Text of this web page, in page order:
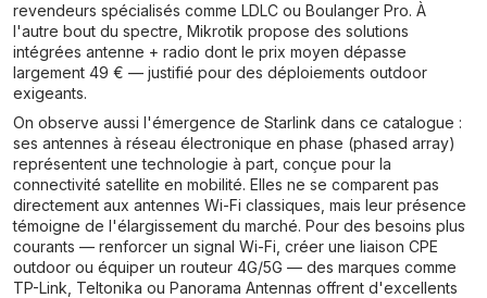
revendeurs spécialisés comme LDLC ou Boulanger Pro. À
l'autre bout du spectre, Mikrotik propose des solutions
intégrées antenne + radio dont le prix moyen dépasse
largement 49 € — justifié pour des déploiements outdoor
exigeants.
On observe aussi l'émergence de Starlink dans ce catalogue :
ses antennes à réseau électronique en phase (phased array)
représentent une technologie à part, conçue pour la
connectivité satellite en mobilité. Elles ne se comparent pas
directement aux antennes Wi-Fi classiques, mais leur présence
témoigne de l'élargissement du marché. Pour des besoins plus
courants — renforcer un signal Wi-Fi, créer une liaison CPE
outdoor ou équiper un routeur 4G/5G — des marques comme
TP-Link, Teltonika ou Panorama Antennas offrent d'excellents